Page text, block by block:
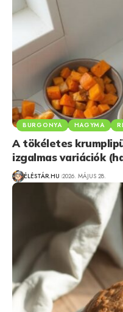
BURGONYA HAGYMA
A tökéletes
izgalmas variációk
ÉLÉSTÁR.HU 2026. MÁJUS 28.